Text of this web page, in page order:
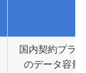
国内契約プラン
のデータ容量